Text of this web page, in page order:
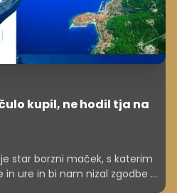
kupil, ne hodil tja na
star borzni maček, s katerim
in ure in bi nam nizal zgodbe o